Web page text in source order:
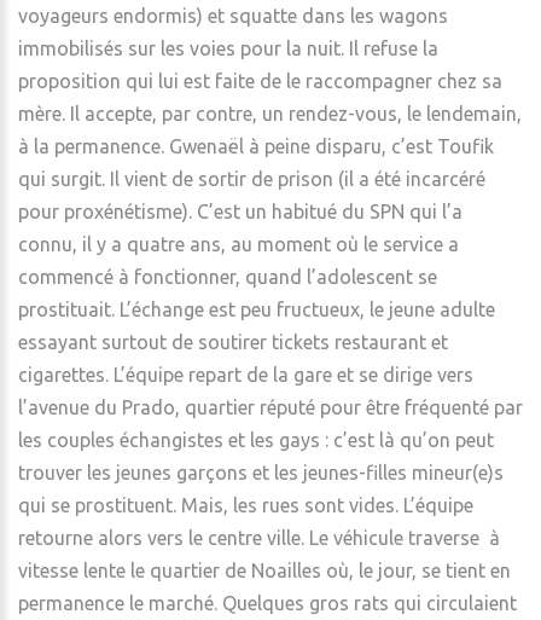
voyageurs endormis) et squatte dans les wagons
immobilisés sur les voies pour la nuit. Il refuse la
proposition qui lui est faite de le raccompagner chez sa
mère. Il accepte, par contre, un rendez-vous, le lendemain,
à la permanence. Gwenaël à peine disparu, c’est Toufik
qui surgit. Il vient de sortir de prison (il a été incarcéré
pour proxénétisme). C’est un habitué du SPN qui l’a
connu, il y a quatre ans, au moment où le service a
commencé à fonctionner, quand l’adolescent se
prostituait. L’échange est peu fructueux, le jeune adulte
essayant surtout de soutirer tickets restaurant et
cigarettes. L’équipe repart de la gare et se dirige vers
l’avenue du Prado, quartier réputé pour être fréquenté par
les couples échangistes et les gays : c’est là qu’on peut
trouver les jeunes garçons et les jeunes-filles mineur(e)s
qui se prostituent. Mais, les rues sont vides. L’équipe
retourne alors vers le centre ville. Le véhicule traverse à
vitesse lente le quartier de Noailles où, le jour, se tient en
permanence le marché. Quelques gros rats qui circulaient